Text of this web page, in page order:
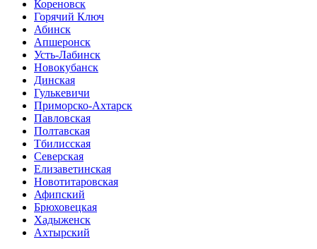
Кореновск
Горячий Ключ
Абинск
Апшеронск
Усть-Лабинск
Новокубанск
Динская
Гулькевичи
Приморско-Ахтарск
Павловская
Полтавская
Тбилисская
Северская
Елизаветинская
Новотитаровская
Афипский
Брюховецкая
Хадыженск
Ахтырский